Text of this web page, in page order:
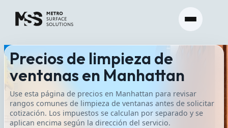
Precios de limpieza de
ventanas en Manhattan
Use esta página de precios en Manhattan para revisar
rangos comunes de limpieza de ventanas antes de solicitar
cotización. Los impuestos se calculan por separado y se
aplican encima según la dirección del servicio.